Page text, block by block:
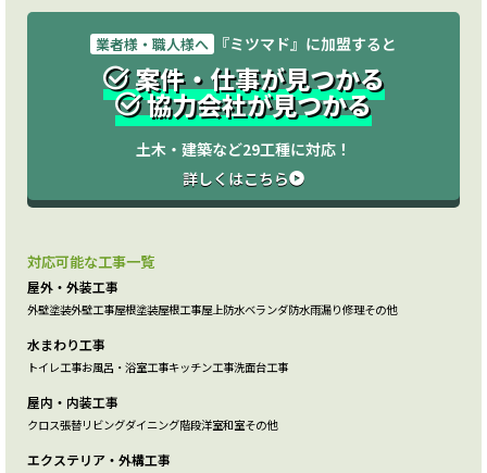
業者様・職人様へ 『ミツマド』に加盟すると
案件・仕事が見つかる
協力会社が見つかる
土木・建築など29工種に対応！
詳しくはこちら
対応可能な工事一覧
屋外・外装工事
外壁塗装外壁工事屋根塗装屋根工事屋上防水ベランダ防水雨漏り修理その他
水まわり工事
トイレ工事お風呂・浴室工事キッチン工事洗面台工事
屋内・内装工事
クロス張替リビングダイニング階段洋室和室その他
エクステリア・外構工事